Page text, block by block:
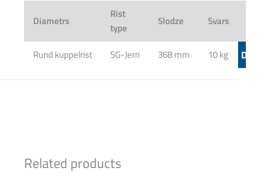
Diametrs
Rist
type
Slodze Svars
Rund kuppelrist SG-Jern 368 mm 10 kg
Related products